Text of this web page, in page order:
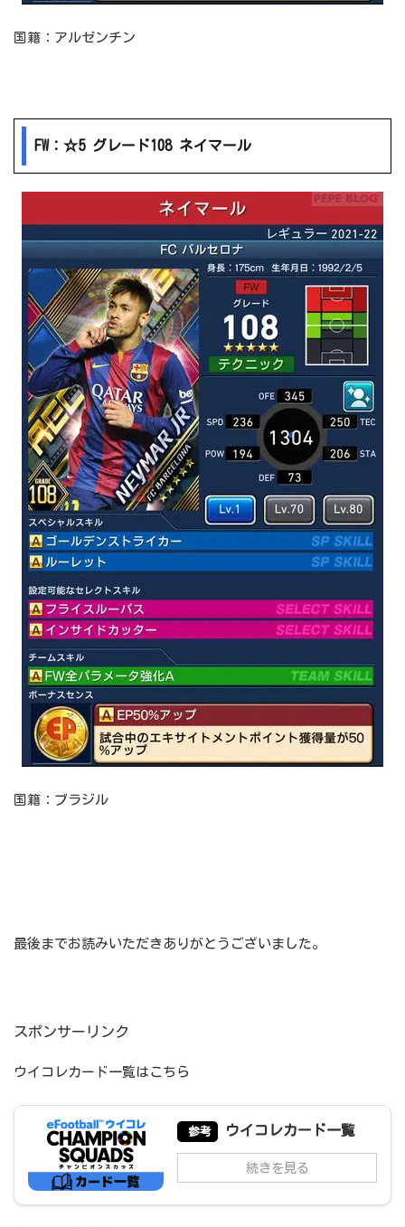
国籍：アルゼンチン
FW：☆5 グレード108 ネイマール
国籍：ブラジル
最後までお読みいただきありがとうございました。
スポンサーリンク
ウイコレカード一覧はこちら
参考 ウイコレカード一覧
続きを見る